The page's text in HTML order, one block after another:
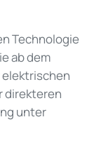
Technologie
ab dem
elektrischen
direkteren
unter